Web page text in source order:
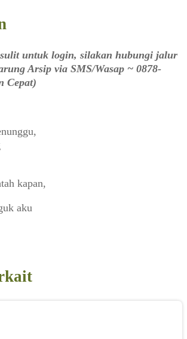
untuk login, silakan hubungi jalur
Arsip via SMS/Wasap ~ 0878-
Cepat)
kapan,
aku